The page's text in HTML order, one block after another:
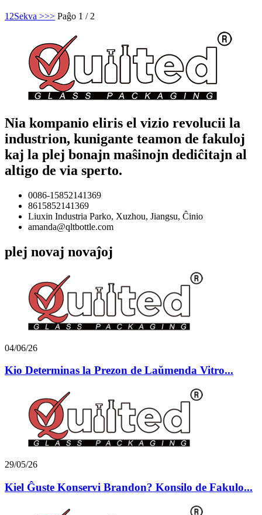
1 2Sekva >>> Paĝo 1 / 2
Nia kompanio eliris el vizio revolucii la
industrion, kunigante teamon de fakuloj
kaj la plej bonajn maŝinojn dediĉitajn al
altigo de via sperto.
0086-15852141369
8615852141369
Liuxin Industria Parko, Xuzhou, Jiangsu, Ĉinio
amanda@qltbottle.com
plej novaj novaĵoj
04/06/26
Kio Determinas la Prezon de Laŭmenda Vitro...
29/05/26
Kiel Ĝuste Konservi Brandon? Konsilo de Fakulo...